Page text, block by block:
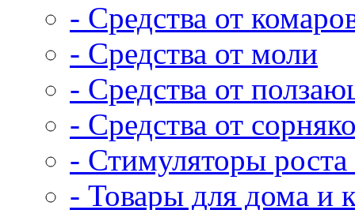
- Средства от
- Средства от моли
- Средства от
- Средства от
- Стимуляторы роста
- Товары для дома и